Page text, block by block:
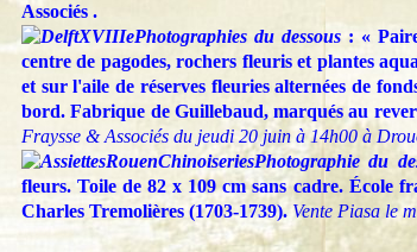
Associés .
Photographies du dessous: « Paire
centre de pagodes, rochers fleuris et plantes
et sur l'aile de réserves fleuries alternées de
bord. Fabrique de Guillebaud, marqués au
Fraysse & Associés du jeudi 20 juin à 14h00 à
Photographie du
fleurs. Toile de 82 x 109 cm sans cadre. École
Charles Tremolières (1703-1739). Vente Piasa le